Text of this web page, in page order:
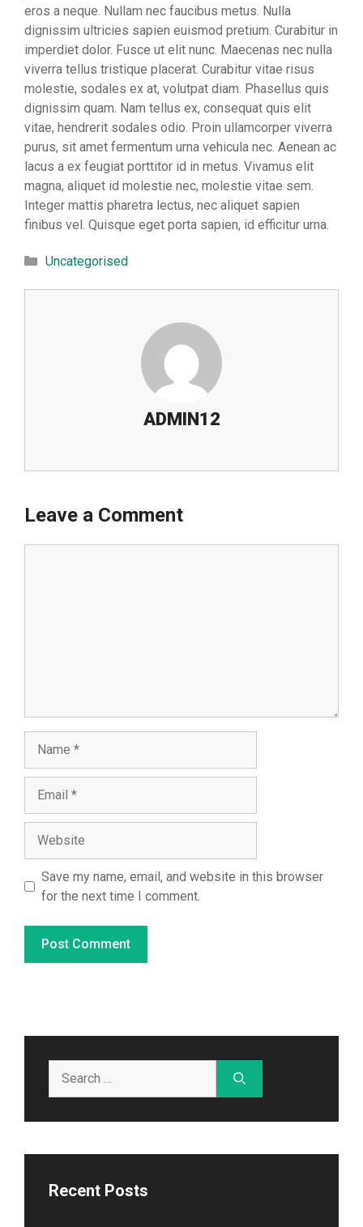
eros a neque. Nullam nec faucibus metus. Nulla
dignissim ultricies sapien euismod pretium. Curabitur in
imperdiet dolor. Fusce ut elit nunc. Maecenas nec nulla
viverra tellus tristique placerat. Curabitur vitae risus
molestie, sodales ex at, volutpat diam. Phasellus quis
dignissim quam. Nam tellus ex, consequat quis elit
vitae, hendrerit sodales odio. Proin ullamcorper viverra
purus, sit amet fermentum urna vehicula nec. Aenean ac
lacus a ex feugiat porttitor id in metus. Vivamus elit
magna, aliquet id molestie nec, molestie vitae sem.
Integer mattis pharetra lectus, nec aliquet sapien
finibus vel. Quisque eget porta sapien, id efficitur urna.
Categories
Uncategorised
ADMIN12
Leave a Comment
Save my name, email, and website in this browser
for the next time I comment.
for:
Recent Posts